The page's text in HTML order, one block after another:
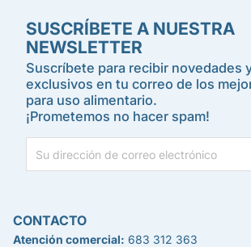
SUSCRÍBETE A NUESTRA
NEWSLETTER
Suscríbete para recibir novedades
exclusivos en tu correo de los
para uso alimentario.
¡Prometemos no hacer spam!
CONTACTO
Atención comercial: 683 312 363